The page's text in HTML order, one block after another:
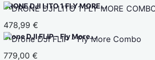
DRONE DJI LITO 1 FLY MORE...
478,99 €
Drone DJI FLIP - Fly More...
779,00 €